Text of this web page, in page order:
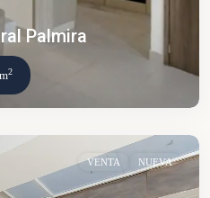
Palmira
2
VENTA NUEVA